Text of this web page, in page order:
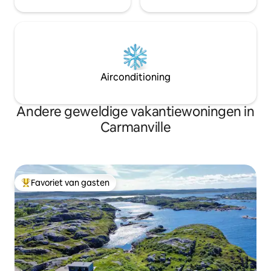
Airconditioning
Andere geweldige vakantiewoningen in
Carmanville
Topfavoriet van gasten
Favoriet van gasten